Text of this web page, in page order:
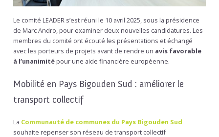
Le comité LEADER s’est réuni le 10 avril 2025, sous la présidence
de Marc Andro, pour examiner deux nouvelles candidatures. Les
membres du comité ont écouté les présentations et échangé
avec les porteurs de projets avant de rendre un avis favorable
à l’unanimité pour une aide financière européenne.
Mobilité en Pays Bigouden Sud : améliorer le
transport collectif
La Communauté de communes du Pays Bigouden Sud
souhaite repenser son réseau de transport collectif